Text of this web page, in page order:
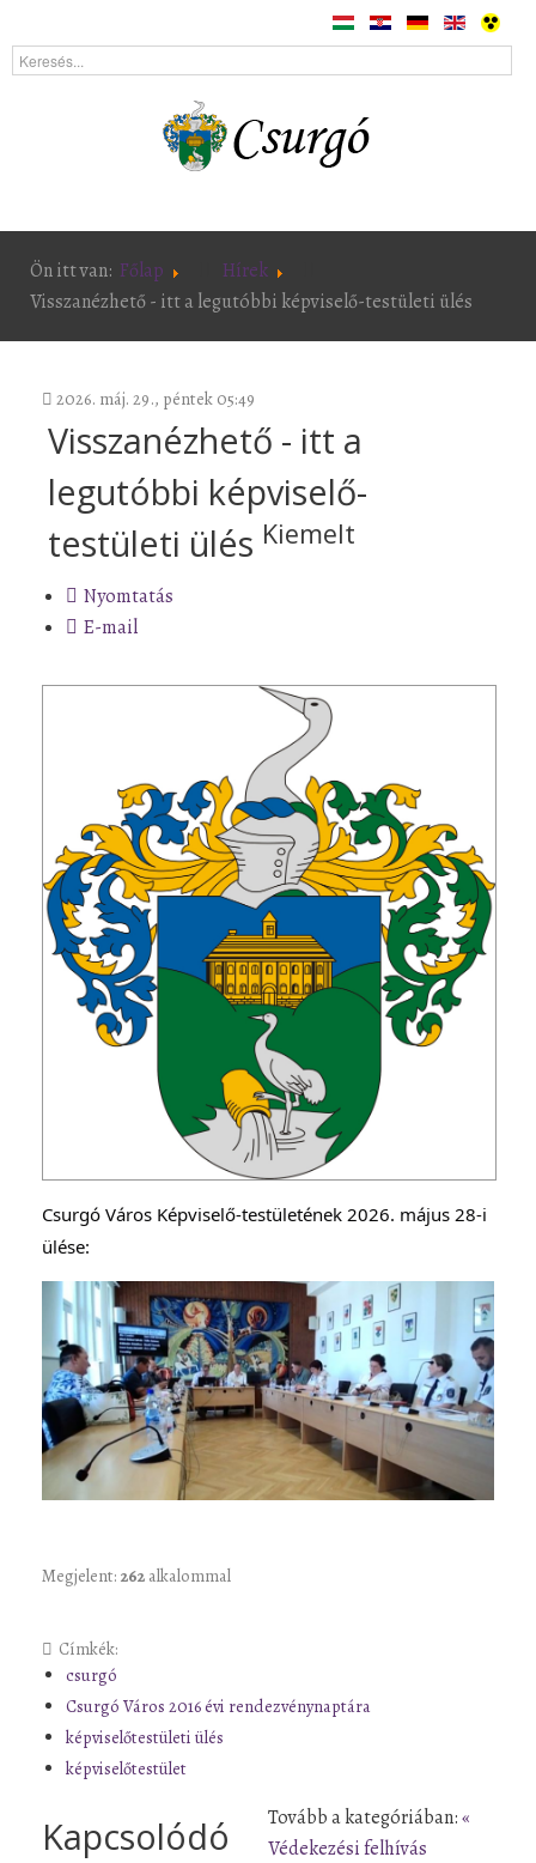
Ön itt van: Főlap
Hírek
Visszanézhető - itt a legutóbbi képviselő-testületi ülés
2026. máj. 29., péntek 05:49
Visszanézhető - itt a
legutóbbi képviselő-
testületi ülés Kiemelt
Nyomtatás
E-mail
Csurgó Város Képviselő-testületének 2026. május 28-i
ülése:
Megjelent: 262 alkalommal
Címkék:
csurgó
Csurgó Város 2016 évi rendezvénynaptára
képviselőtestületi ülés
képviselőtestület
Kapcsolódó
Tovább a kategóriában:«
Védekezési felhívás